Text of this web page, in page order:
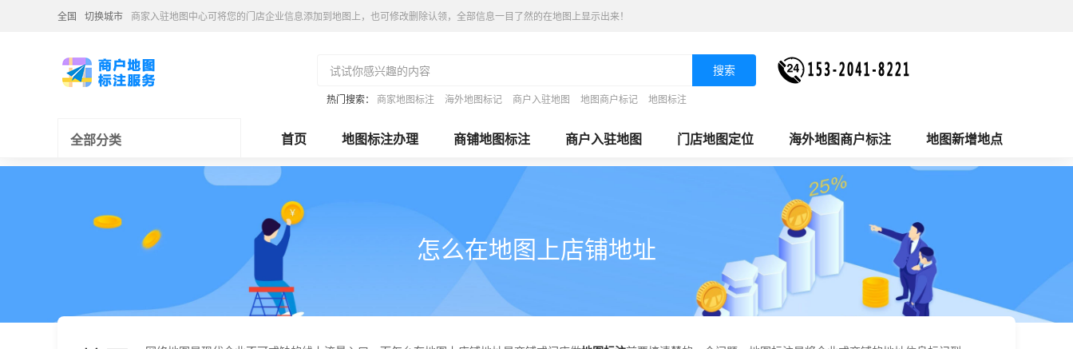
全国 切换城市 商家入驻地图中心可将您的门店企业信息添加到地图上，也可修改删除认领，全部信息一目了然的在地图上显示出来！
搜索
热门搜索： 商家地图标注 海外地图标记 商户入驻地图 地图商户标记 地图标注
全部分类 首页 地图标注办理 商铺地图标注 商户入驻地图 门店地图定位 海外地图商户标注 地图新增地点
怎么在地图上店铺地址